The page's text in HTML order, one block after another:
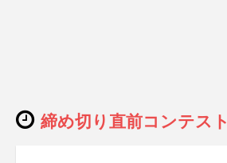
締め切り直前コンテスト